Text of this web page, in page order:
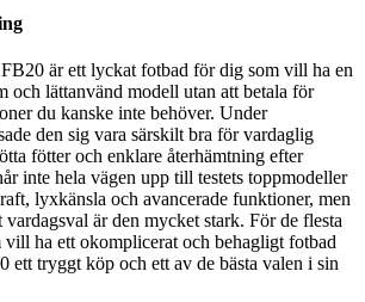
är ett lyckat fotbad för dig som vill ha en
och lättanvänd modell utan att betala för
du kanske inte behöver. Under
den sig vara särskilt bra för vardaglig
fötter och enklare återhämtning efter
inte hela vägen upp till testets toppmodeller
lyxkänsla och avancerade funktioner, men
vardagsval är den mycket stark. För de flesta
vill ha ett okomplicerat och behagligt fotbad
ett tryggt köp och ett av de bästa valen i sin